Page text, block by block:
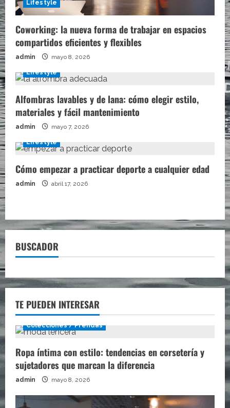
Lifestyle
Coworking: la nueva forma de trabajar en espacios
compartidos eficientes y flexibles
admin mayo 8, 2026
Lifestyle
Alfombras lavables y de lana: cómo elegir estilo,
materiales y fácil mantenimiento
admin mayo 7, 2026
Lifestyle
Cómo empezar a practicar deporte a cualquier edad
admin abril 17, 2026
BUSCADOR
TE PUEDEN INTERESAR
Colecciones / Prendas
Ropa íntima con estilo: tendencias en corsetería y
sujetadores que marcan la diferencia
admin mayo 8, 2026